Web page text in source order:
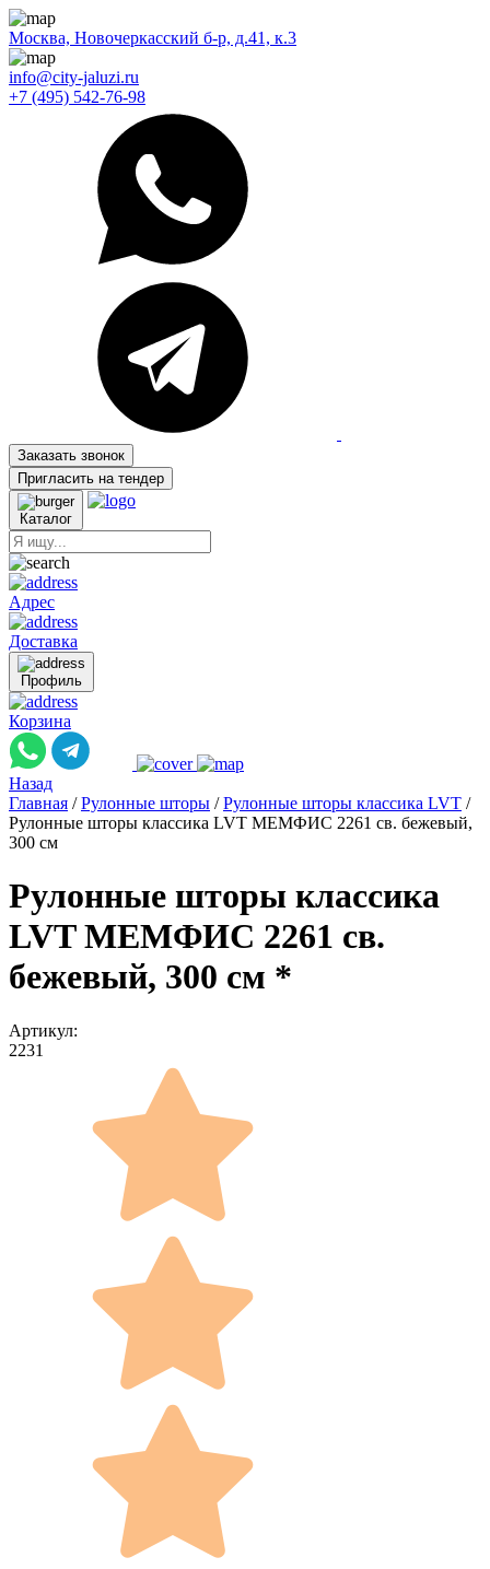
Москва, Новочеркасский б-р, д.41, к.3
info@city-jaluzi.ru
+7 (495) 542-76-98
Заказать звонок
Пригласить на тендер
Каталог
Адрес
Доставка
Профиль
Корзина
Назад
Главная / Рулонные шторы / Рулонные шторы классика LVT /
Рулонные шторы классика LVT МЕМФИС 2261 св. бежевый,
300 см
Рулонные шторы классика
LVT МЕМФИС 2261 св.
бежевый, 300 см *
Артикул:
2231